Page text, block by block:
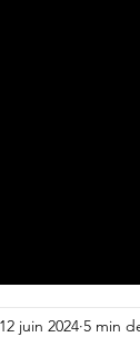
12 juin 2024 5 min